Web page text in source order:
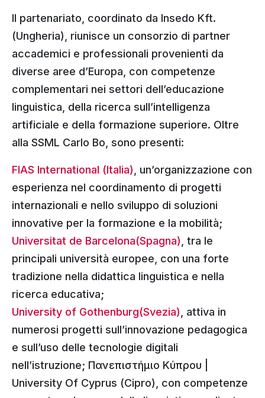
Il partenariato, coordinato da Insedo Kft.
(Ungheria), riunisce un consorzio di partner
accademici e professionali provenienti da
diverse aree d’Europa, con competenze
complementari nei settori dell’educazione
linguistica, della ricerca sull’intelligenza
artificiale e della formazione superiore. Oltre
alla SSML Carlo Bo, sono presenti:
FIAS International (Italia) , un’organizzazione con
esperienza nel coordinamento di progetti
internazionali e nello sviluppo di soluzioni
innovative per la formazione e la mobilità;
Universitat de Barcelona(Spagna) , tra le
principali università europee, con una forte
tradizione nella didattica linguistica e nella
ricerca educativa;
University of Gothenburg(Svezia) , attiva in
numerosi progetti sull’innovazione pedagogica
e sull’uso delle tecnologie digitali
nell’istruzione; Πανεπιστήμιο Κύπρου |
University Of Cyprus (Cipro), con competenze